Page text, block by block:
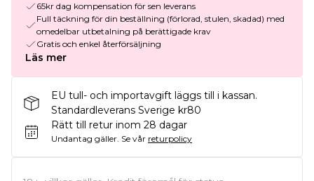
65kr dag kompensation för sen leverans
Full täckning för din beställning (förlorad, stulen, skadad) med
omedelbar utbetalning på berättigade krav
Gratis och enkel återförsäljning
Läs mer
EU tull- och importavgift läggs till i kassan.
Standardleverans Sverige kr80
Rätt till retur inom 28 dagar
Undantag gäller. Se vår returpolicy